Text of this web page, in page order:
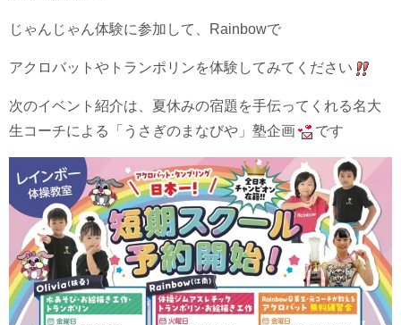
じゃんじゃん体験に参加して、Rainbowで
アクロバットやトランポリンを体験してみてください
次のイベント紹介は、夏休みの宿題を手伝ってくれる名大
生コーチによる「うさぎのまなびや」塾企画
です